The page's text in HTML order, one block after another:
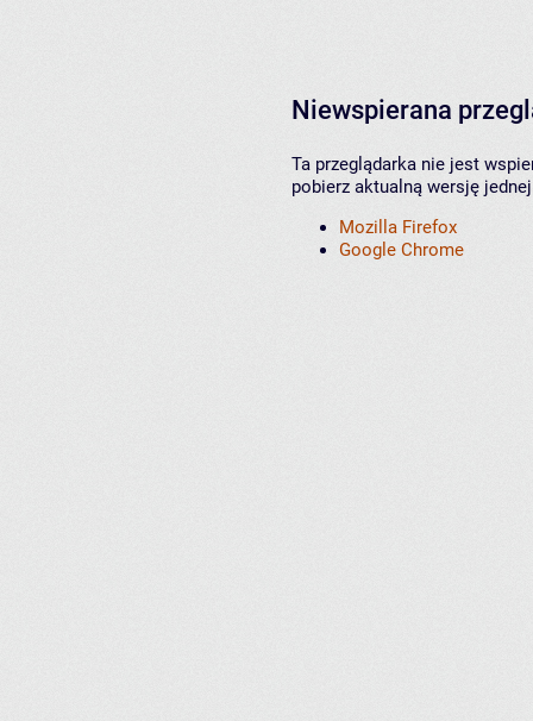
Niewspierana
Ta przeglądarka nie jest
pobierz aktualną wersję
Mozilla Firefox
Google Chrome